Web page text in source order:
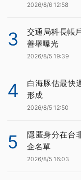
2026/8/6 12:58
3
交通局科長帳
善舉曝光
2026/8/5 19:39
4
白海豚估最快
形成
2026/8/5 12:50
5
隱匿身分在台
企名單
2026/8/5 16:03